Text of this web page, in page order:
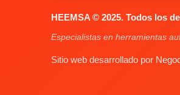
HEEMSA © 2025. Todos los
Especialistas en herramientas
Sitio web desarrollado por